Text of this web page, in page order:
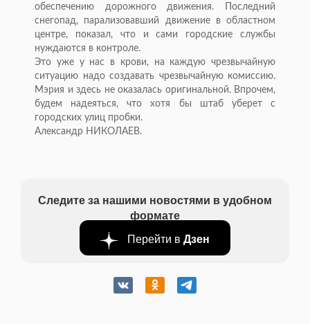
обеспечению дорожного движения. Последний
снегопад, парализовавший движение в областном
центре, показал, что и сами городские службы
нуждаются в контроле.
Это уже у нас в крови, на каждую чрезвычайную
ситуацию надо создавать чрезвычайную комиссию.
Мэрия и здесь не оказалась оригинальной. Впрочем,
будем надеяться, что хотя бы штаб уберет с
городских улиц пробки.
Александр НИКОЛАЕВ.
Следите за нашими новостями в удобном
формате
Перейти в Дзен